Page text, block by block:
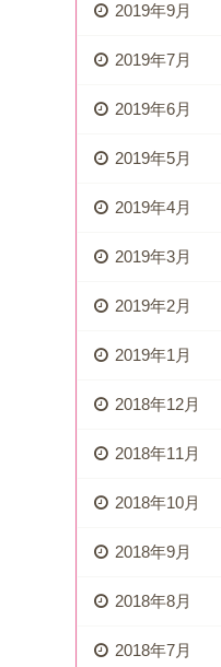
2019年9月
2019年7月
2019年6月
2019年5月
2019年4月
2019年3月
2019年2月
2019年1月
2018年12月
2018年11月
2018年10月
2018年9月
2018年8月
2018年7月